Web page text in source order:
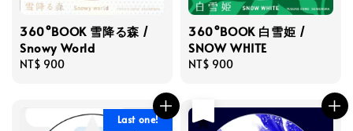
360°BOOK 雪降る森 /
Snowy World
Regular
NT$ 900
360°BOOK 白雪姫 /
SNOW WHITE
Regular
NT$ 900
Last one!